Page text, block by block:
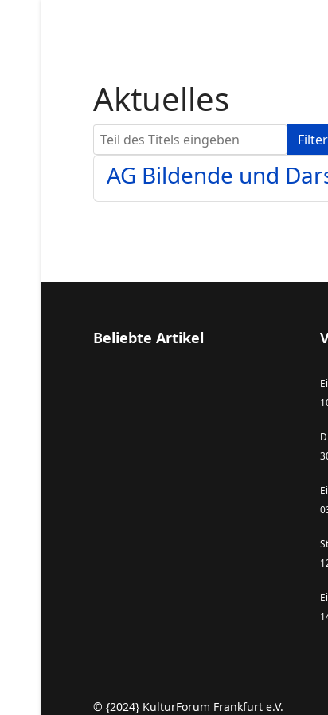
Aktuelles
Teil des Titels eingeben Filter
AG Bildende und
Beliebte Artikel
© {2024} KulturForum Frankfurt e.V.